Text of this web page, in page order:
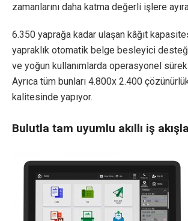
zamanlarını daha katma değerli işlere
6.350 yaprağa kadar ulaşan kâğıt
yapraklık otomatik belge besleyici
ve yoğun kullanımlarda operasyonel
Ayrıca tüm bunları 4.800x 2.400
kalitesinde yapıyor.
Bulutla tam uyumlu akıllı iş